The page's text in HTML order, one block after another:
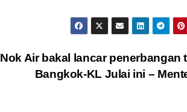
Nok Air bakal lancar penerbangan
Bangkok-KL Julai ini –